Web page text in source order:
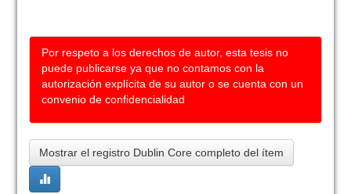
Por respeto a los derechos de autor, esta tesis no
puede publicarse ya que no contamos con la
autorización explícita de su autor o se cuenta con un
convenio de confidencialidad
Mostrar el registro Dublin Core completo del ítem